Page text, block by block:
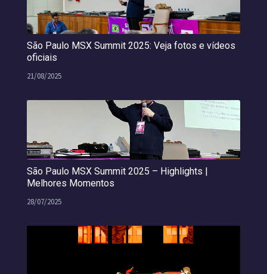
São Paulo MSX Summit 2025: Veja fotos e vídeos
oficiais
21/08/2025
São Paulo MSX Summit 2025 – Highlights |
Melhores Momentos
28/07/2025